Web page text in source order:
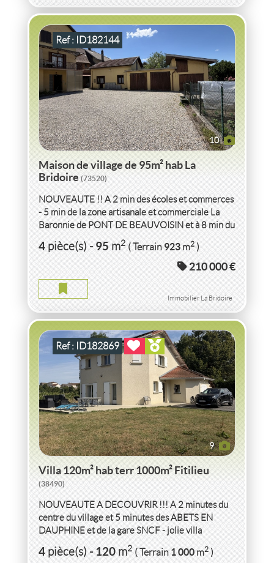
10
Ref : ID182144
Maison de village de 95m² hab La
Bridoire(73520)
NOUVEAUTE !! A 2 min des écoles et commerces
- 5 min de la zone artisanale et commerciale La
Baronnie de PONT DE BEAUVOISIN et à 8 min du
péage A43 d'AIGUEBELETTE...
4pièce(s)-95m2 ( Terrain923m2)
210 000 €
Immobilier La Bridoire
9
Ref : ID182869
VENTEVILLA120M² HAB TERR 1000M²FITILIEU
(38490)
VILLA 120M² HAB TERR 1000M² FITILIEU
4pièce(s)-120m2 ( Terrain1 000m2)
Villa 120m² hab terr 1000m² Fitilieu
(38490)
NOUVEAUTE A DECOUVRIR !!! A 2 minutes du
centre du village et 5 minutes des ABETS EN
DAUPHINE et de la gare SNCF - jolie villa
construite en 1998 de 120m2hab composé...
4pièce(s)-120m2 ( Terrain1 000m2)
VENTEMAISONDE CARACTÈRE 197M² HAB
CHAMPAGNEUX(73240)